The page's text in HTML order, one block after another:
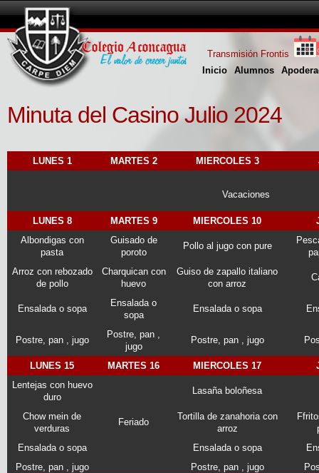
Inicio Alumnos
Transmisión Frontis
Minuta del Casino Julio 2024
LUNES 1 MARTES 2 MIERCOLES 3
Vacaciones
LUNES 8 MARTES 9 MIERCOLES 10
Albondigas con
pasta
Guisado de
poroto
Pollo al jugo con pure
Arroz con rebozado
de pollo
Charquican con
huevo
Guiso de zapallo italiano
con arroz
Ensalada o sopa
Ensalada o
sopa
Ensalada o sopa
Postre, pan , jugo
Postre, pan ,
jugo
Postre, pan , jugo
LUNES 15 MARTES 16 MIERCOLES 17
Lentejas con huevo
duro
Lasaña boloñesa
Chow mein de
verduras
Feriado
Tortilla de zanahoria con
arroz
Ensalada o sopa
Ensalada o sopa
Postre, pan , jugo
Postre, pan , jugo